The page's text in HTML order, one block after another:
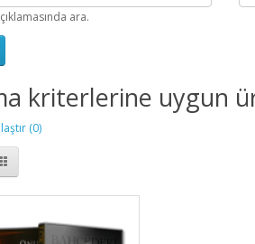
ara.
kriterlerine uygun
(0)